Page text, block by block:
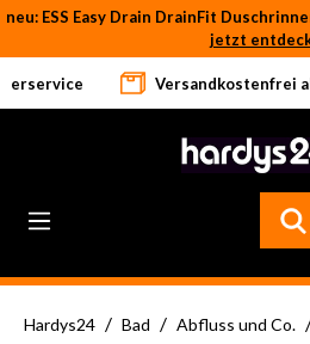
Zum Hauptinhalt springen
jetzt
Versandkostenfrei
Hardys24 / Bad / Abfluss und Co.